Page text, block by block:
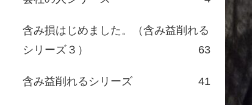
含み損はじめました。（含み益削れる
シリーズ３）
63
含み益削れるシリーズ 41